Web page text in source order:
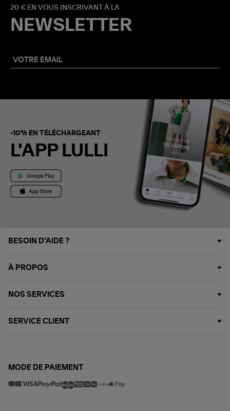
20 € EN VOUS INSCRIVANT À LA
NEWSLETTER
-10% EN TÉLÉCHARGEANT
L'APP LULLI
BESOIN D'AIDE ?
À PROPOS
NOS SERVICES
SERVICE CLIENT
MODE DE PAIEMENT